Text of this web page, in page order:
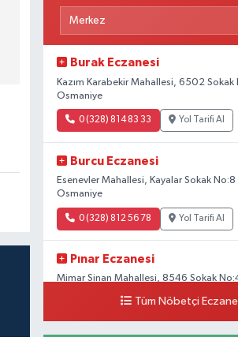
Burak Eczanesi
Kazım Karabekir Mahallesi, 6502 Sokak
Osmaniye
0 (328) 814 83 33 Yol Tarifi Al
Burcu Eczanesi
Esenevler Mahallesi, Kayalar Sokak
Osmaniye
0 (328) 812 56 78 Yol Tarifi Al
Pınar Eczanesi
Mimar Sinan Mahallesi, 8546 Sokak
Tüm Nöbetçi